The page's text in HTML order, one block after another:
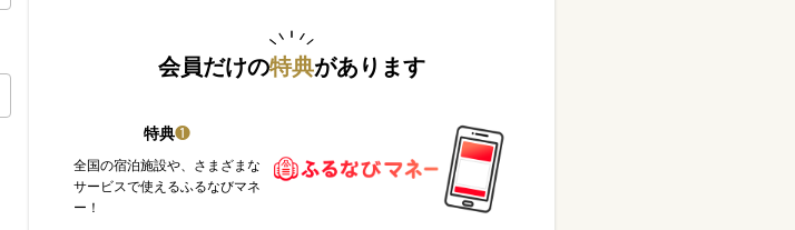
会員だけの特典があります
特典❶
全国の宿泊施設や、さまざまな
サービスで使えるふるなびマネ
ー！